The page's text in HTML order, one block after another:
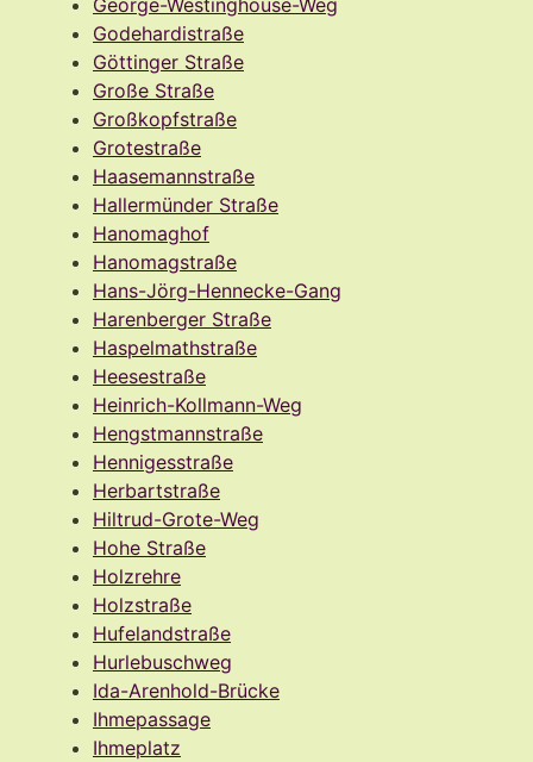
Godehardistraße
Göttinger Straße
Große Straße
Großkopfstraße
Grotestraße
Haasemannstraße
Hallermünder Straße
Hanomaghof
Hanomagstraße
Hans-Jörg-Hennecke-Gang
Harenberger Straße
Haspelmathstraße
Heesestraße
Heinrich-Kollmann-Weg
Hengstmannstraße
Hennigesstraße
Herbartstraße
Hiltrud-Grote-Weg
Hohe Straße
Holzrehre
Holzstraße
Hufelandstraße
Hurlebuschweg
Ida-Arenhold-Brücke
Ihmepassage
Ihmeplatz